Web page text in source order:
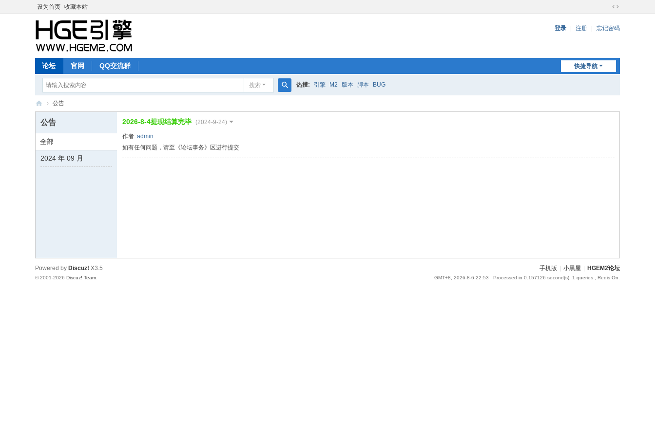
设为首页 收藏本站
切
换
到
登录 注册 忘记密码
快捷导航
论坛 官网 QQ交流群
搜索
索
热搜: 引擎 M2 版本 脚本 BUG
E
M
› 公告
2026-8-4提现结算完毕 (2024-9-24)
作者: admin
如有任何问题，请至《论坛事务》区进行提交
公告
全部
2024 年 09 月
手机版 小黑屋 HGEM2论坛
GMT+8, 2026-8-6 22:53 , Processed in 0.157126 second(s), 1 queries , Redis On.
Powered by Discuz! X3.5
© 2001-2026 Discuz! Team